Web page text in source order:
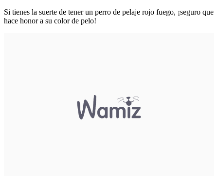
Si tienes la suerte de tener un perro de pelaje rojo fuego, ¡seguro que
hace honor a su color de pelo!